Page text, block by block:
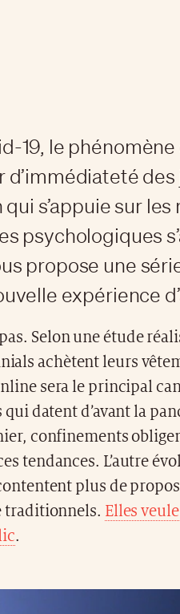
19, le phénomène
d’immédiateté
s’appuie sur les
psychologiques
propose une
expérience
Selon une étude
achètent leurs
sera le principal
datent d’avant la
confinements
tendances. L’autre
plus de
traditionnels. Elles
.